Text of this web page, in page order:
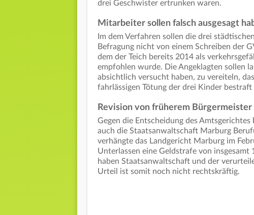
drei Geschwister ertrunken waren.
Mitarbeiter sollen falsch ausgesagt
Im dem Verfahren sollen die drei
Befragung nicht von einem Schreiben der
dem der Teich bereits 2014 als
empfohlen wurde. Die Angeklagten sollen
absichtlich versucht haben, zu vereiteln,
fahrlässigen Tötung der drei Kinder
Revision von früherem
Gegen die Entscheidung des
auch die Staatsanwaltschaft Marburg
verhängte das Landgericht Marburg im
Unterlassen eine Geldstrafe von insgesamt
haben Staatsanwaltschaft und der
Urteil ist somit noch nicht rechtskräftig.